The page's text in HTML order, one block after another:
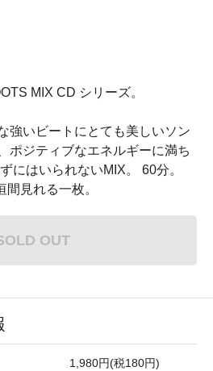
MIX CD シリーズ。
強いビートにとても美しいソン
ポジティブなエネルギーに満ち
にはいられないMIX。 60分。
見れる一枚。
OUT
1,980円(税180円)